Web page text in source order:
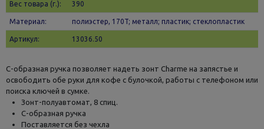
Вес товара (г.): 390
Материал: полиэстер, 170T; металл; пластик; стеклопластик
Артикул: 13036.50
С-образная ручка позволяет надеть зонт Charme на запястье и
освободить обе руки для кофе с булочкой, работы с телефоном или
поиска ключей в сумке.
Зонт-полуавтомат, 8 спиц.
С-образная ручка
Поставляется без чехла